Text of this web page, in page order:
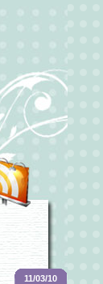
11/03/10